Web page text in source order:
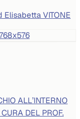
VITONE
ALL’INTERNO
DEL PROF.